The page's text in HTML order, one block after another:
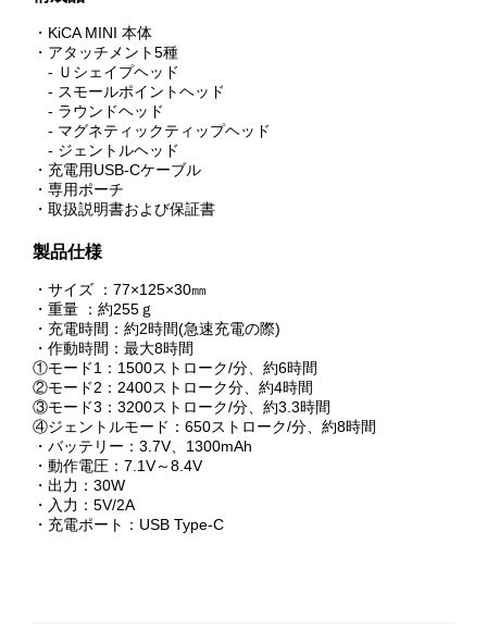
・KiCA MINI 本体
・アタッチメント5種
- Ｕシェイプヘッド
- スモールポイントヘッド
- ラウンドヘッド
- マグネティックティップヘッド
- ジェントルヘッド
・充電用USB-Cケーブル
・専用ポーチ
・取扱説明書および保証書
製品仕様
・サイズ ：77×125×30㎜
・重量 ：約255ｇ
・充電時間：約2時間(急速充電の際)
・作動時間：最大8時間
①モード1：1500ストローク/分、約6時間
②モード2：2400ストローク分、約4時間
③モード3：3200ストローク/分、約3.3時間
④ジェントルモード：650ストローク/分、約8時間
・バッテリー：3.7V、1300mAh
・動作電圧：7.1V～8.4V
・出力：30W
・入力：5V/2A
・充電ポート：USB Type-C